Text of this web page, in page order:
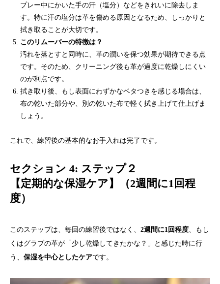
プレー中にかいた手の汗（塩分）などをきれいに除去しま
す。特に汗の塩分は革を傷める原因となるため、しっかりと
拭き取ることが大切です。
このリムーバーの特徴は？
汚れを落とすと同時に、革の潤いを保つ効果が期待できる点
です。そのため、クリーニング後も革が過度に乾燥しにくい
のが利点です。
拭き取り後、もし表面にわずかなベタつきを感じる場合は、
布の乾いた部分や、別の乾いた布で軽く拭き上げて仕上げま
しょう。
これで、練習後の基本的なお手入れは完了です。
セクション 4: ステップ２
【定期的な保湿ケア】（2週間に1回程
度）
このステップは、毎回の練習後ではなく、 2週間に1回程度、もし
くはグラブの革が「少し乾燥してきたかな？」と感じた時に行
う、 保湿を中心としたケアです。